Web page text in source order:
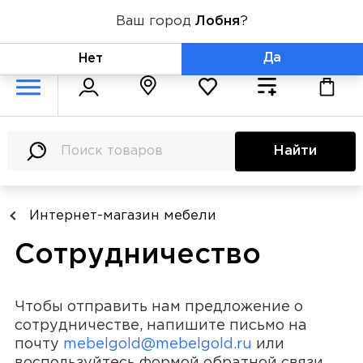
+7 (800) 775-71-06
Найти
Интернет-магазин мебели
Сотрудничество
Чтобы отправить нам предложение о
сотрудничестве, напишите письмо на
почту mebelgold@mebelgold.ru или
Ваш город Лобня?
Нет Да